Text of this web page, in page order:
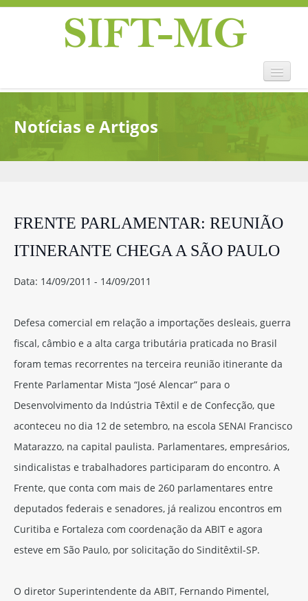
Sift-mg
Legislação
Notícias
Contato
Notícias e Artigos
FRENTE PARLAMENTAR: REUNIÃO
ITINERANTE CHEGA A SÃO PAULO
Data: 14/09/2011 - 14/09/2011
Defesa comercial em relação a importações desleais, guerra
fiscal, câmbio e a alta carga tributária praticada no Brasil
foram temas recorrentes na terceira reunião itinerante da
Frente Parlamentar Mista “José Alencar” para o
Desenvolvimento da Indústria Têxtil e de Confecção, que
aconteceu no dia 12 de setembro, na escola SENAI Francisco
Matarazzo, na capital paulista. Parlamentares, empresários,
sindicalistas e trabalhadores participaram do encontro. A
Frente, que conta com mais de 260 parlamentares entre
deputados federais e senadores, já realizou encontros em
Curitiba e Fortaleza com coordenação da ABIT e agora
esteve em São Paulo, por solicitação do Sinditêxtil-SP.
O diretor Superintendente da ABIT, Fernando Pimentel,